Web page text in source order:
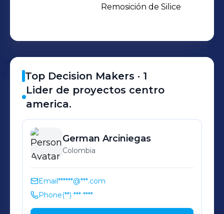
economía circular. Nuestra propuesta
municipales.
Remosición de Silice
Top Decision Makers · 1
Lider de proyectos centro
america.
German Arciniegas
Colombia
Email******@***.com
Phone(**) *** ****